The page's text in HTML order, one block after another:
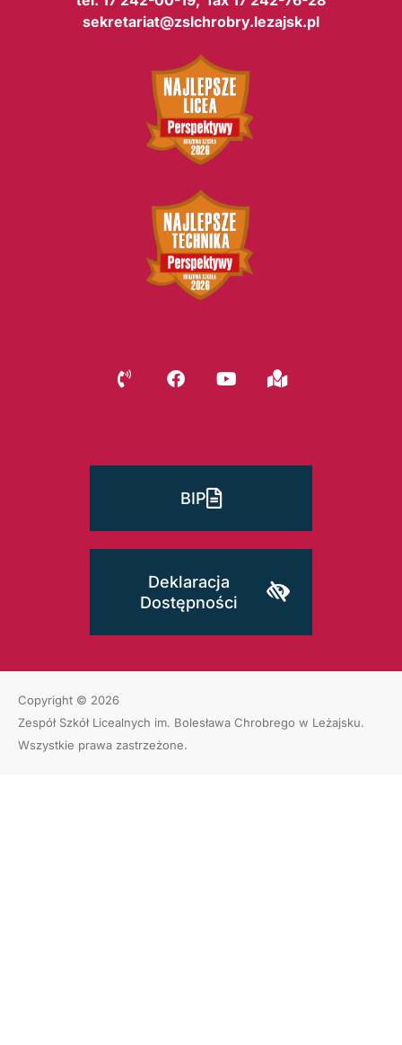
sekretariat@zslchrobry.lezajsk.pl
BIP
Deklaracja
Dostępności
Copyright © 2026
Zespół Szkół Licealnych im. Bolesława Chrobrego w Leżajsku.
Wszystkie prawa zastrzeżone.